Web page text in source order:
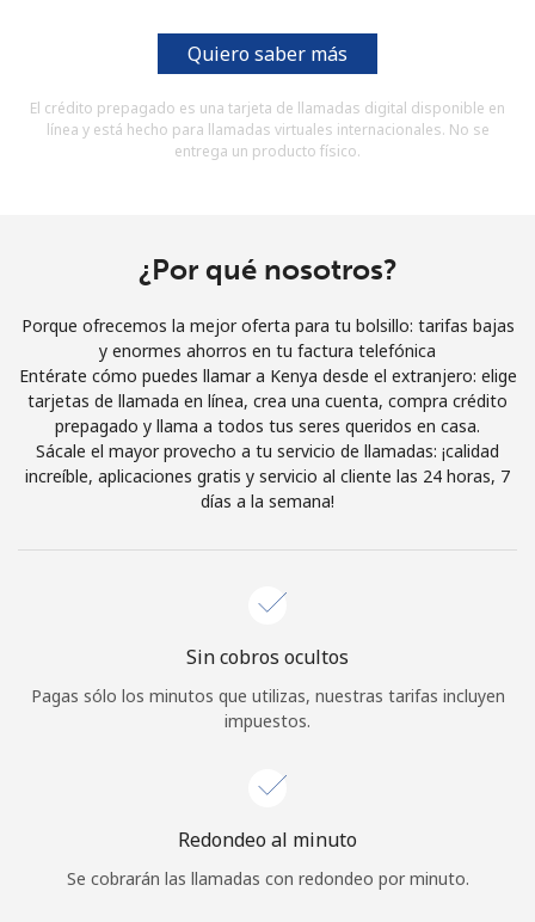
Iniciar Sesión
o
Continuar con
Quiero saber más
El crédito prepagado es una tarjeta de llamadas digital disponible en
línea y está hecho para llamadas virtuales internacionales. No se
entrega un producto físico.
¿Por qué nosotros?
Porque ofrecemos la mejor oferta para tu bolsillo: tarifas bajas
y enormes ahorros en tu factura telefónica
Entérate cómo puedes llamar a Kenya desde el extranjero: elige
tarjetas de llamada en línea, crea una cuenta, compra crédito
prepagado y llama a todos tus seres queridos en casa.
Sácale el mayor provecho a tu servicio de llamadas: ¡calidad
increíble, aplicaciones gratis y servicio al cliente las 24 horas, 7
días a la semana!
Sin cobros ocultos
Pagas sólo los minutos que utilizas, nuestras tarifas incluyen
impuestos.
Redondeo al minuto
Se cobrarán las llamadas con redondeo por minuto.